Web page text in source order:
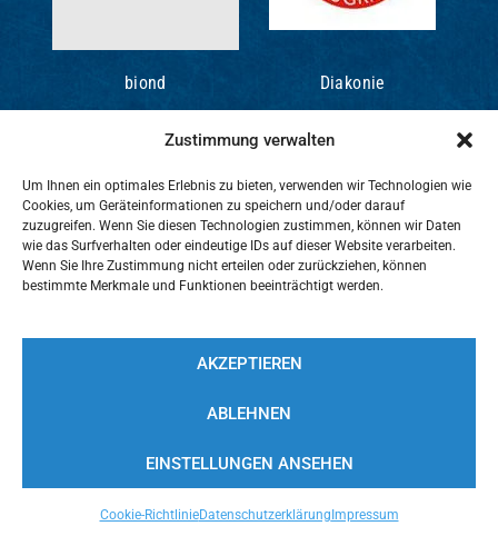
Zustimmung verwalten
Um Ihnen ein optimales Erlebnis zu bieten, verwenden wir Technologien wie
Cookies, um Geräteinformationen zu speichern und/oder darauf
zuzugreifen. Wenn Sie diesen Technologien zustimmen, können wir Daten
wie das Surfverhalten oder eindeutige IDs auf dieser Website verarbeiten.
Wenn Sie Ihre Zustimmung nicht erteilen oder zurückziehen, können
bestimmte Merkmale und Funktionen beeinträchtigt werden.
AKZEPTIEREN
ABLEHNEN
EINSTELLUNGEN ANSEHEN
Cookie-RichtlinieDatenschutzerklärung Impressum
biond Diakonie
[ NACH OBEN ]
GYMNASIUM PLETTENBERG ·
DESIGN, KONZEPT & UMSETZUNG: